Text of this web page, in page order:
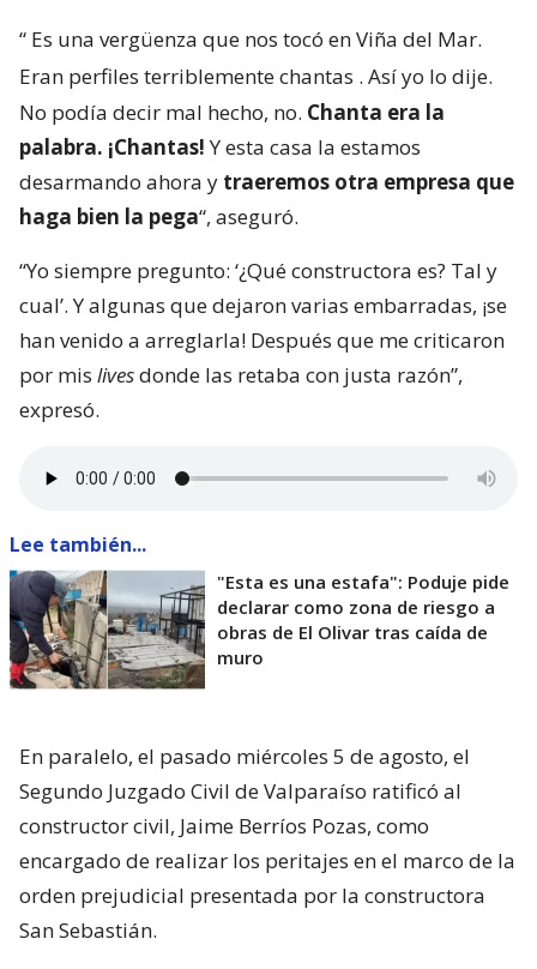
“ Es una vergüenza que nos tocó en Viña del Mar.
Eran perfiles terriblemente chantas . Así yo lo dije.
No podía decir mal hecho, no. Chanta era la
palabra. ¡Chantas!Y esta casa la estamos
desarmando ahora y traeremos otra empresa que
haga bien la pega“, aseguró.
“Yo siempre pregunto: ‘¿Qué constructora es? Tal y
cual’. Y algunas que dejaron varias embarradas, ¡se
han venido a arreglarla! Después que me criticaron
por mis livesdonde las retaba con justa razón”,
expresó.
Lee también...
"Esta es una estafa": Poduje pide
declarar como zona de riesgo a
obras de El Olivar tras caída de
muro
En paralelo, el pasado miércoles 5 de agosto, el
Segundo Juzgado Civil de Valparaíso ratificó al
constructor civil, Jaime Berríos Pozas, como
encargado de realizar los peritajes en el marco de la
orden prejudicial presentada por la constructora
San Sebastián.